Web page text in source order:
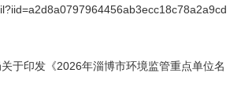
于印发《2026年淄博市环境监管重点单位名